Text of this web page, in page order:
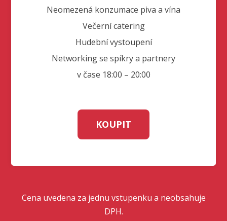
Neomezená konzumace piva a vína
Večerní catering
Hudební vystoupení
Networking se spíkry a partnery
v čase 18:00 – 20:00
KOUPIT
Cena uvedena za jednu vstupenku a neobsahuje
DPH.